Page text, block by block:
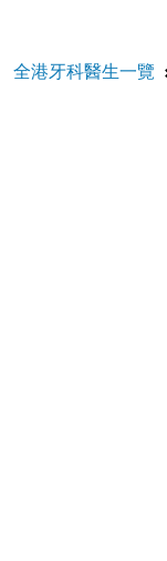
全港牙科醫生一覽